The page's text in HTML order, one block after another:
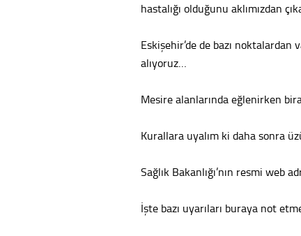
hastalığı olduğunu aklımızdan
Eskişehir’de de bazı
alıyoruz…
Mesire alanlarında eğlenirken
Kurallara uyalım ki daha sonra
Sağlık Bakanlığı’nın resmi web
İşte bazı uyarıları buraya not